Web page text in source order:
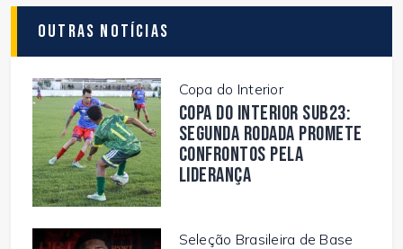
Outras Notícias
Copa do Interior
Copa do Interior Sub23:
segunda rodada promete
confrontos pela
liderança
Seleção Brasileira de Base